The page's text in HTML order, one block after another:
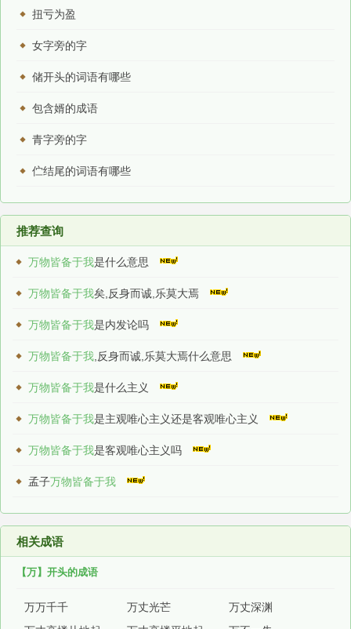
扭亏为盈
女字旁的字
储开头的词语有哪些
包含婿的成语
青字旁的字
伫结尾的词语有哪些
推荐查询
万物皆备于我是什么意思
万物皆备于我矣,反身而诚,乐莫大焉
万物皆备于我是内发论吗
万物皆备于我,反身而诚,乐莫大焉什么意思
万物皆备于我是什么主义
万物皆备于我是主观唯心主义还是客观唯心主义
万物皆备于我是客观唯心主义吗
孟子万物皆备于我
相关成语
【万】开头的成语
万万千千 万丈光芒
万丈深渊